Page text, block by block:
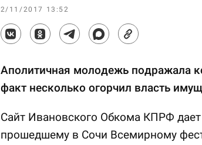
2/11/2017 13:52
Аполитичная молодежь подражала
факт несколько огорчил власть
Сайт Ивановского Обкома КПРФ
прошедшему в Сочи Всемирному